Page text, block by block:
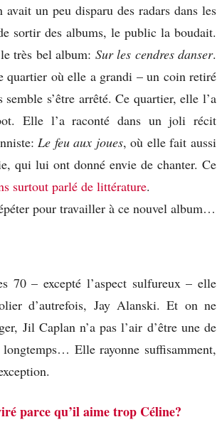
un peu disparu des radars dans les
sortir des albums, le public la boudait.
très bel album: Sur les cendres danser.
quartier où elle a grandi – un coin retiré
s’être arrêté. Ce quartier, elle l’a
Elle l’a raconté dans un joli récit
Le feu aux joues, où elle fait aussi
qui lui ont donné envie de chanter. Ce
surtout parlé de littérature.
pour travailler à ce nouvel album…
70 – excepté l’aspect sulfureux – elle
d’autrefois, Jay Alanski. Et on ne
Jil Caplan n’a pas l’air d’être une de
Elle rayonne suffisamment,
parce qu’il aime trop Céline?